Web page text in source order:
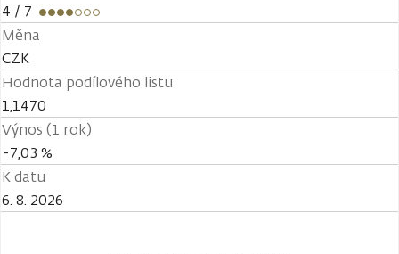
4 / 7
Měna
CZK
Hodnota podílového listu
1,1470
Výnos (1 rok)
-7,03 %
K datu
6. 8. 2026